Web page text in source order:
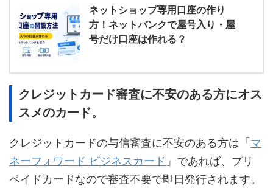
ネットショップ専用口座の作り
方！ネットバンクで屋号入り・屋
号だけ口座は作れる？
クレジットカード審査に不安のある方にオス
スメのカード。
クレジットカードの与信審査に不安のある方は「 マ
ネーフォワード ビジネスカード 」であれば、プリ
ペイドカードなので審査不要で即日発行されます。